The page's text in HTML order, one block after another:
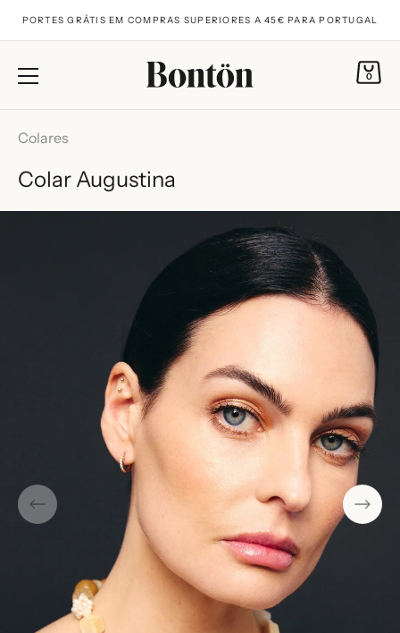
para
conteúdo
PORTES GRÁTIS EM COMPRAS SUPERIORES A 45€ PARA PORTUGAL
0
Colares
Colar Augustina